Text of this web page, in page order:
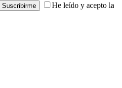
He leído y acepto la